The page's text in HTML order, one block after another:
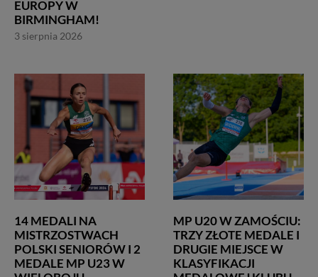
EUROPY W
BIRMINGHAM!
3 sierpnia 2026
14 MEDALI NA
MISTRZOSTWACH
POLSKI SENIORÓW I 2
MEDALE MP U23 W
MP U20 W ZAMOŚCIU:
TRZY ZŁOTE MEDALE I
DRUGIE MIEJSCE W
KLASYFIKACJI